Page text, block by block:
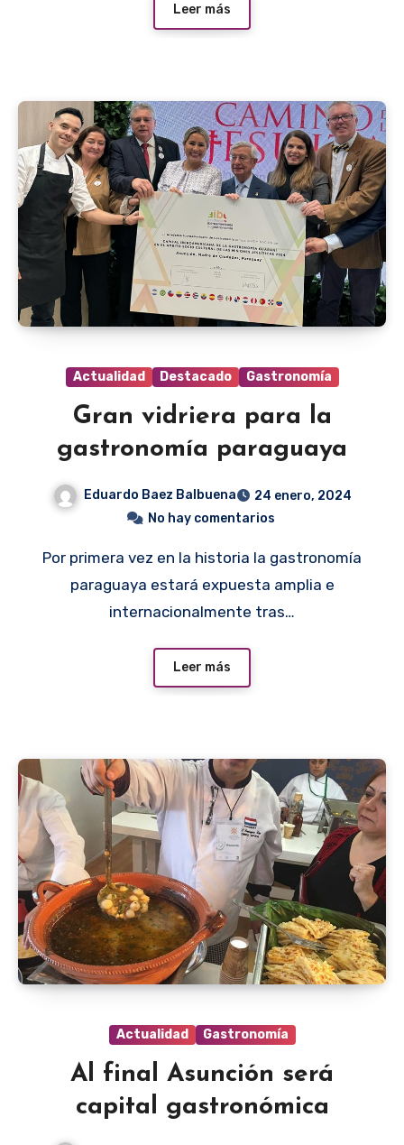
Leer más
Actualidad Destacado Gastronomía
Gran vidriera para la
gastronomía paraguaya
Eduardo Baez Balbuena
24 enero, 2024
No hay comentarios
Por primera vez en la historia la gastronomía
paraguaya estará expuesta amplia e
internacionalmente tras…
Leer más
Actualidad Gastronomía
Al final Asunción será
capital gastronómica